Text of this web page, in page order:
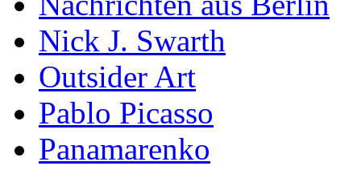
Nick J. Swarth
Outsider Art
Pablo Picasso
Panamarenko